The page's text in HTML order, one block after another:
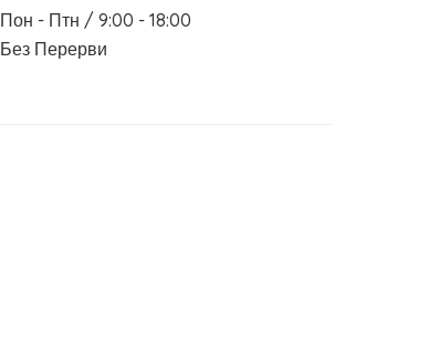
Пон - Птн / 9:00 - 18:00
Без Перерви